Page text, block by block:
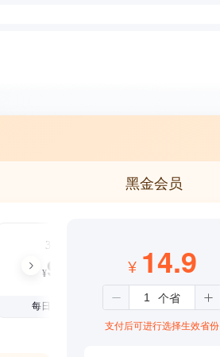
黑金会员
3个月
¥99
每日仅1.08元
¥ 14.9
支付后可进行选择生效省份